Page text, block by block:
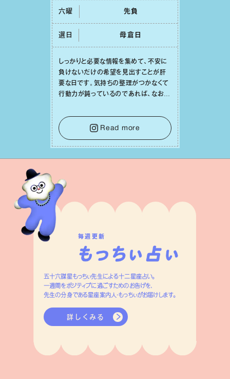
六曜 先負
選日 ⺟倉⽇
しっかりと必要な情報を集めて、不安に
負けないだけの希望を⾒出すことが肝
要な⽇です。気持ちの整理がつかなくて
⾏動⼒が鈍っているのであれば、なおさ
を踏み出すのに役⽴つはず。また、広い
意味での「癒し」や「治療」が必要な⽇で
もあり、特に⼈間関係の改善は課題の⼀
つです。
Read more
毎週更新
五十六謀星もっちぃ先生による十二星座占い。
一週間をポジティブに過ごすためのお告げを、
先生の分身である星座案内人・もっちぃがお届けします。
詳しくみる